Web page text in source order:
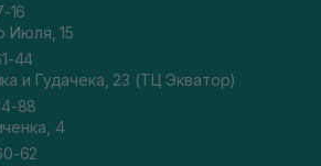
16
Июля, 15
44
и Гудачека, 23 (ТЦ Экватор)
88
4
62